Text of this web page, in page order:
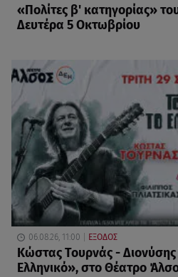
«Πολίτες β' κατηγορίας»
Δευτέρα 5 Οκτωβρίου
06.08.26, 11:00 ΕΞΟΔΟΣ
Κώστας Τουρνάς -
Ελληνικό», στο Θέατρο